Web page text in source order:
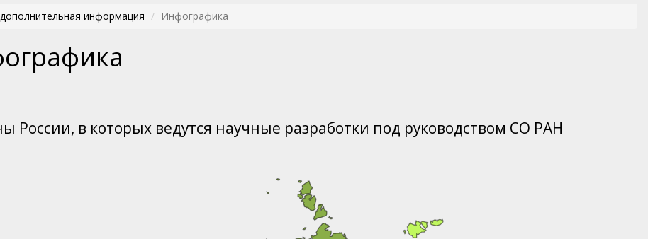
информация Инфографика
России, в которых ведутся научные разработки под руководством СО РАН